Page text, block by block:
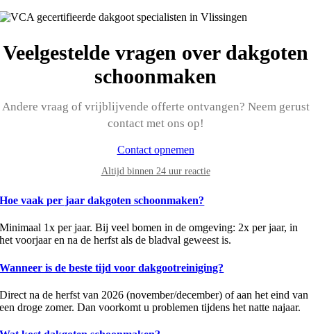
Veelgestelde vragen over dakgoten
schoonmaken
Andere vraag of vrijblijvende offerte ontvangen? Neem gerust
contact met ons op!
Contact opnemen
Altijd binnen 24 uur reactie
Hoe vaak per jaar dakgoten schoonmaken?
Minimaal 1x per jaar. Bij veel bomen in de omgeving: 2x per jaar, in
het voorjaar en na de herfst als de bladval geweest is.
Wanneer is de beste tijd voor dakgootreiniging?
Direct na de herfst van 2026 (november/december) of aan het eind van
een droge zomer. Dan voorkomt u problemen tijdens het natte najaar.